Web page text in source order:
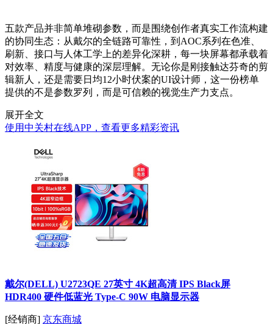
五款产品并非简单堆砌参数，而是围绕创作者真实工作流构建
的协同生态：从戴尔的全链路可靠性，到AOC系列在色准、
刷新、接口与人体工学上的差异化深耕，每一块屏幕都承载着
对效率、精度与健康的深层理解。无论你是刚接触达芬奇的剪
辑新人，还是需要日均12小时伏案的UI设计师，这一份榜单
提供的不是参数罗列，而是可信赖的视觉生产力支点。
展开全文
使用中关村在线APP，查看更多精彩资讯
戴尔(DELL) U2723QE 27英寸 4K超高清 IPS Black屏
HDR400 硬件低蓝光 Type-C 90W 电脑显示器
[经销商] 京东商城